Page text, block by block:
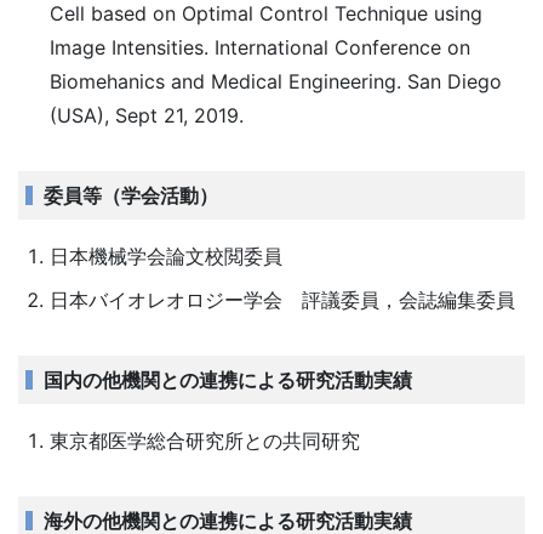
Cell based on Optimal Control Technique using
Image Intensities. International Conference on
Biomehanics and Medical Engineering. San Diego
(USA), Sept 21, 2019.
委員等（学会活動）
日本機械学会論文校閲委員
日本バイオレオロジー学会 評議委員，会誌編集委員
国内の他機関との連携による研究活動実績
東京都医学総合研究所との共同研究
海外の他機関との連携による研究活動実績